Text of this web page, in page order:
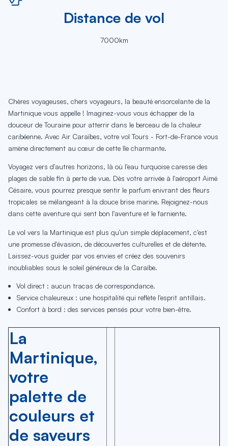
Distance de vol
7000km
Chères voyageuses, chers voyageurs, la beauté ensorcelante de la
Martinique vous appelle ! Imaginez-vous vous échapper de la
douceur de Touraine pour atterrir dans le berceau de la chaleur
caribéenne. Avec Air Caraïbes, votre vol Tours - Fort-de-France vous
amène directement au cœur de cette île charmante.
Voyagez vers d'autres horizons, là où l'eau turquoise caresse des
plages de sable fin à perte de vue. Dès votre arrivée à l'aéroport Aimé
Césaire, vous pourrez presque sentir le parfum enivrant des fleurs
tropicales se mélangeant à la douce brise marine. Rejoignez-nous
dans cette aventure qui sent bon l'aventure et le farniente.
Le vol vers la Martinique est plus qu'un simple déplacement, c'est
une promesse d'évasion, de découvertes culturelles et de détente.
Laissez-vous guider par vos envies et créez des souvenirs
inoubliables sous le soleil généreux de la Caraïbe.
Vol direct : aucun tracas de correspondance.
Service chaleureux : une hospitalité qui reflète l'esprit antillais.
Confort à bord : des services pensés pour votre bien-être.
La
Martinique,
votre
palette de
couleurs et
de saveurs